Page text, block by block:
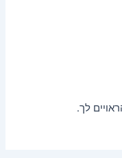
לך.